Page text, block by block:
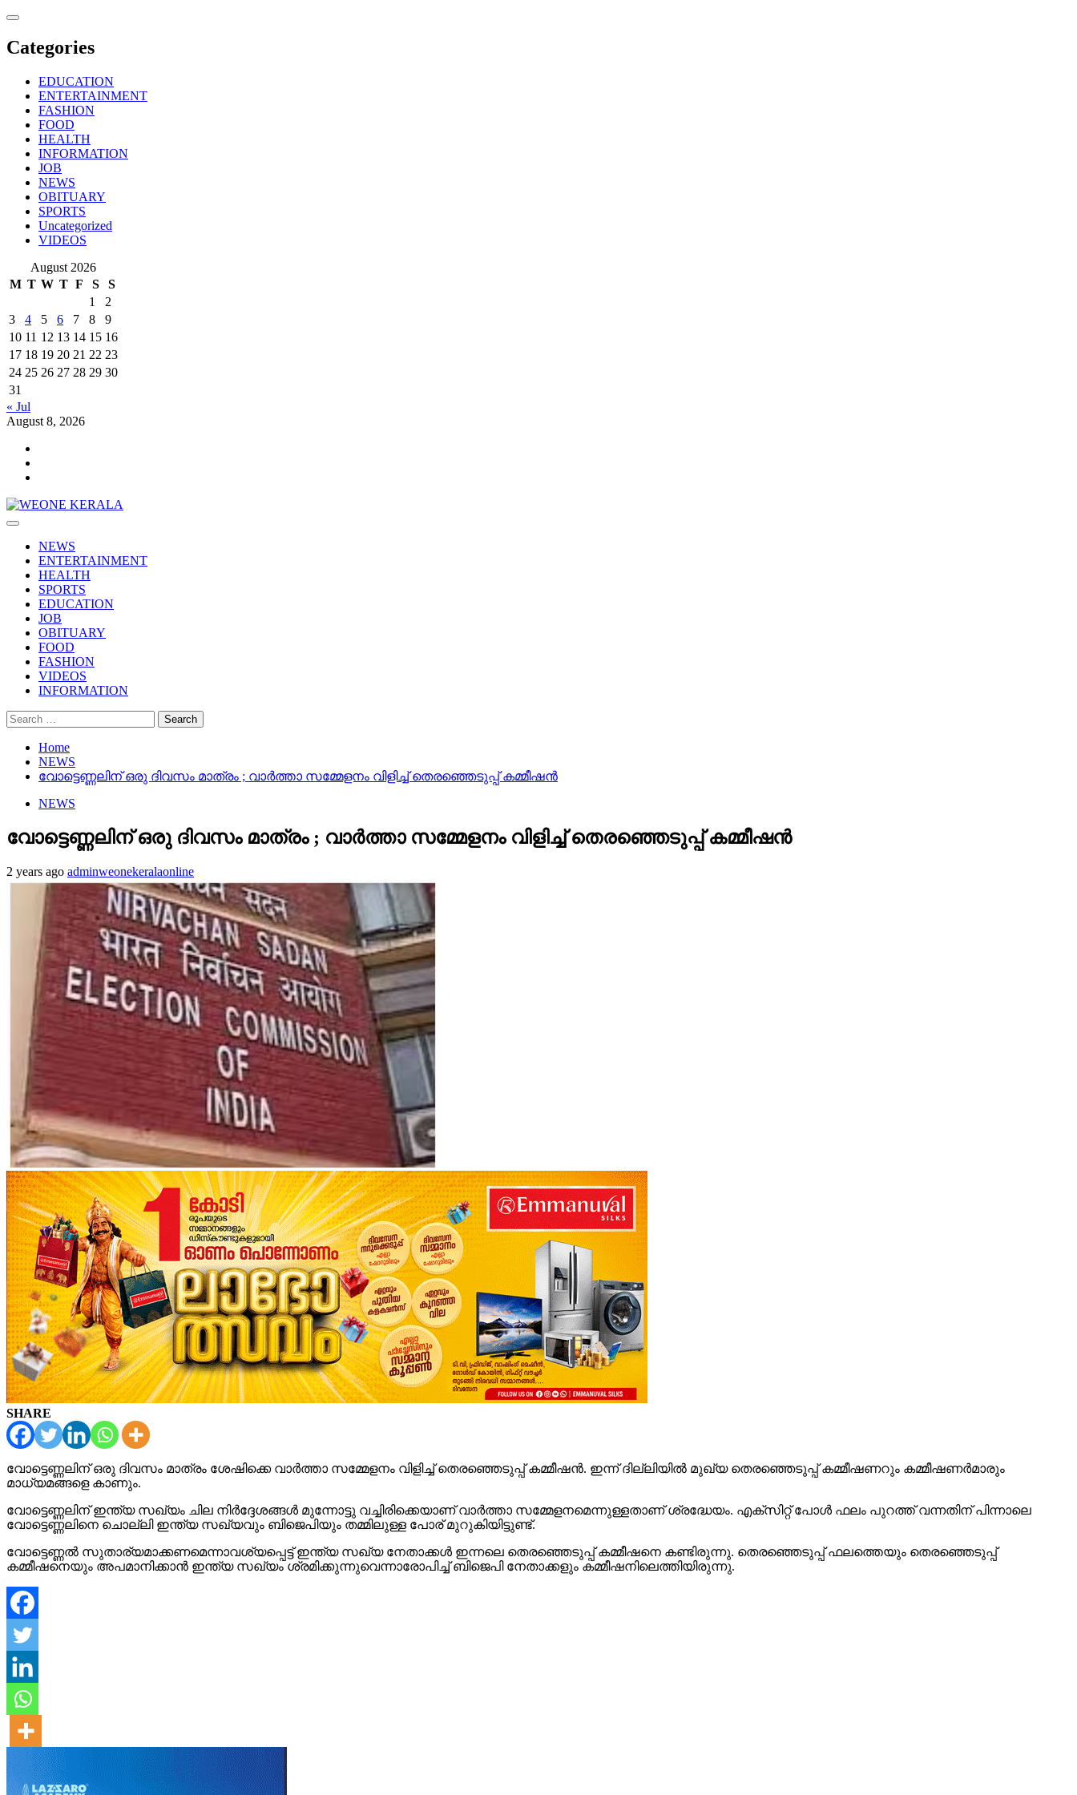
Skip
content
Categories
EDUCATION
ENTERTAINMENT
FASHION
FOOD
HEALTH
INFORMATION
JOB
NEWS
OBITUARY
SPORTS
Uncategorized
VIDEOS
August 2026
M T W T F S
S
1
2
3
4 5 6 7 8
9
10 11 12 13 14 15 16
17 18 19 20 21 22 23
24 25 26 27 28 29 30
31
« Jul
August 8, 2026
Primary
NEWS
ENTERTAINMENT
HEALTH
SPORTS
EDUCATION
JOB
OBITUARY
FOOD
FASHION
VIDEOS
INFORMATION
Search
for:
Home
NEWS
വോട്ടെണ്ണലിന് ഒരു ദിവസം മാത്രം ; വാര്‍ത്താ സമ്മേളനം വിളിച്ച്‌ തെരഞ്ഞെടുപ്പ് കമ്മീഷന്‍
NEWS
വോട്ടെണ്ണലിന് ഒരു ദിവസം മാത്രം ; വാര്‍ത്താ സമ്മേളനം വിളിച്ച്‌ തെരഞ്ഞെടുപ്പ് കമ്മീഷന്‍
2 years ago adminweonekeralaonline
SHARE
വോട്ടെണ്ണലിന് ഒരു ദിവസം മാത്രം ശേഷിക്കെ വാര്‍ത്താ സമ്മേളനം വിളിച്ച്‌ തെരഞ്ഞെടുപ്പ് കമ്മീഷന്‍. ഇന്ന് ദില്ലിയില്‍ മുഖ്യ തെരഞ്ഞെടുപ്പ് കമ്മീഷണറും കമ്മീഷണര്‍മാരും
മാധ്യമങ്ങളെ കാണും.
വോട്ടെണ്ണലിന് ഇന്ത്യ സഖ്യം ചില നിര്‍ദ്ദേശങ്ങള്‍ മുന്നോട്ടു വച്ചിരിക്കെയാണ് വാര്‍ത്താ സമ്മേളനമെന്നുള്ളതാണ് ശ്രദ്ധേയം. എക്‌സിറ്റ് പോള്‍ ഫലം പുറത്ത് വന്നതിന് പിന്നാലെ
വോട്ടെണ്ണലിനെ ചൊല്ലി ഇന്ത്യ സഖ്യവും ബിജെപിയും തമ്മിലുള്ള പോര് മുറുകിയിട്ടുണ്ട്.
വോട്ടെണ്ണല്‍ സുതാര്യമാക്കണമെന്നാവശ്യപ്പെട്ട് ഇന്ത്യ സഖ്യ നേതാക്കള്‍ ഇന്നലെ തെരഞ്ഞെടുപ്പ് കമ്മീഷനെ കണ്ടിരുന്നു. തെരഞ്ഞെടുപ്പ് ഫലത്തെയും തെരഞ്ഞെടുപ്പ്
കമ്മീഷനെയും അപമാനിക്കാന്‍ ഇന്ത്യ സഖ്യം ശ്രമിക്കുന്നുവെന്നാരോപിച്ച്‌ ബിജെപി നേതാക്കളും കമ്മീഷനിലെത്തിയിരുന്നു.